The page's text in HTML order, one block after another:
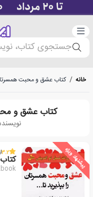
دسته‌بندی
جستجوی کتاب،
خانه / کتاب عشق و محبت
کتاب عشق و
پیشنهاد ویژه 3.2